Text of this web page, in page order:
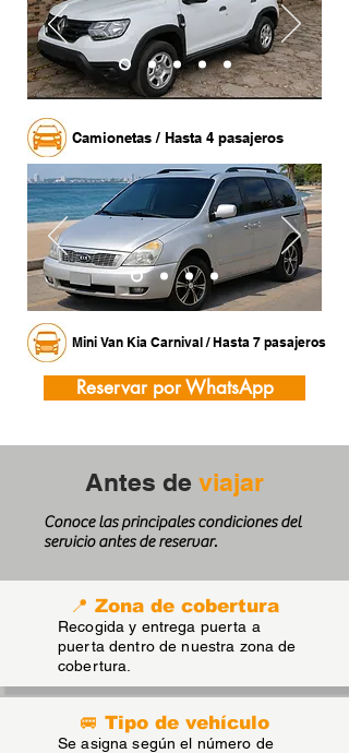
Camionetas / Hasta 4 pasajeros
Mini Van Kia Carnival / Hasta 7 pasajeros
Reservar por WhatsApp
Antes de viajar
Conoce las principales condiciones del
servicio antes de reservar.
📍 Zona de cobertura
Recogida y entrega puerta a
puerta dentro de nuestra zona de
cobertura.
🚐 Tipo de vehículo
Se asigna según el número de